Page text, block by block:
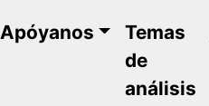
Apóyanos
Temas
de
análisis